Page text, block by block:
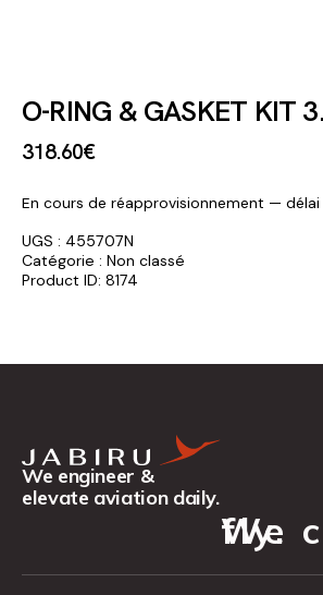
O-RING & GASKET KIT
318.60€
En cours de réapprovisionnement — délai
UGS : 455707N
Catégorie : Non classé
Product ID: 8174
We engineer &
elevate aviation daily.
We can all fly.